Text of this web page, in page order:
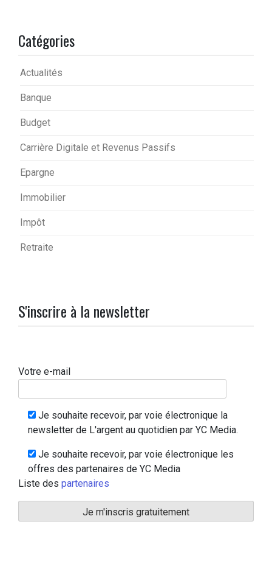
Catégories
Actualités
Banque
Budget
Carrière Digitale et Revenus Passifs
Epargne
Immobilier
Impôt
Retraite
S'inscrire à la newsletter
Votre e-mail
Je souhaite recevoir, par voie électronique la
newsletter de L'argent au quotidien par YC Media.
Je souhaite recevoir, par voie électronique les
offres des partenaires de YC Media
Liste des partenaires